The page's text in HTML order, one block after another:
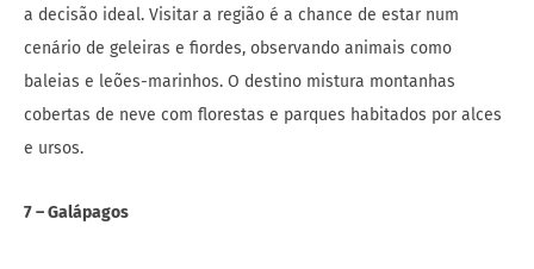
a decisão ideal. Visitar a região é a chance de estar num
cenário de geleiras e fiordes, observando animais como
baleias e leões-marinhos. O destino mistura montanhas
cobertas de neve com florestas e parques habitados por alces
e ursos.
7 – Galápagos